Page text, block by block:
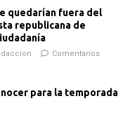
quedarían fuera del
republicana de
Comentarios
para la temporada